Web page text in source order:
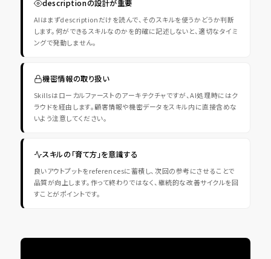
descriptionの設計が重要
AIはまずdescriptionだけを読んで、そのスキルを使うかどうか判断
します。何ができるスキルなのかを的確に記述しないと、適切なタイミ
ングで発動しません。
機密情報の取り扱い
Skillsはローカルファーストのアーキテクチャですが、AI処理時にはク
ラウドを経由します。顧客情報や機密データをスキル内に直接含めな
いよう注意してください。
スキルの「育て方」を意識する
良いアウトプットをreferencesに蓄積し、次回の参考にさせることで
品質が向上します。作って終わりではなく、継続的な改善サイクルを回
すことがポイントです。